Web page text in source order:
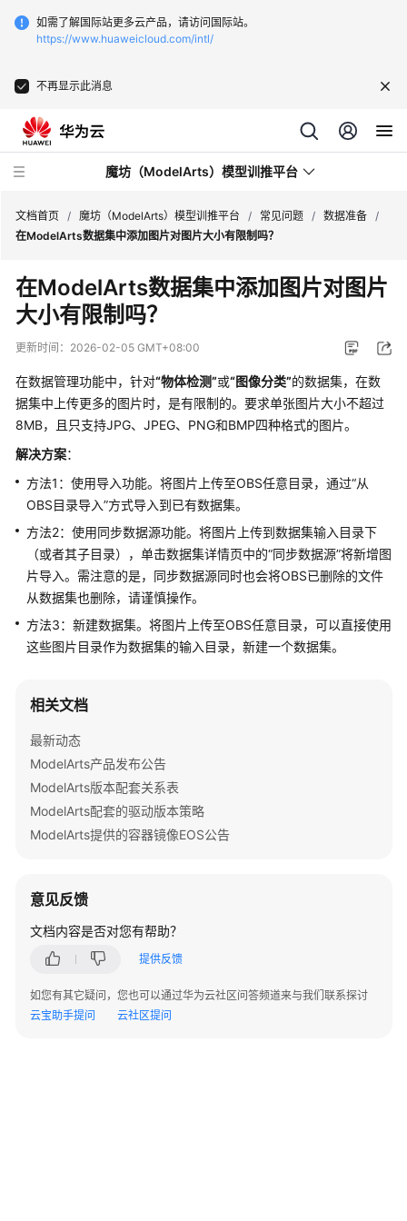
如需了解国际站更多云产品，请访问国际站。
https://www.huaweicloud.com/intl/
不再显示此消息
魔坊（ModelArts）模型训推平台
新
动
服
务
公
告
产
品
绍
计
费
说
明
速
门
数
备
型
开
型
训
文档首页 / 魔坊（ModelArts）模型训推平台 / 常见问题 / 数据准备 /
在ModelArts数据集中添加图片对图片大小有限制吗？
在ModelArts数据集中添加图片对图片
大小有限制吗？
更新时间： 2026-02-05 GMT+08:00
在数据管理功能中，针对“物体检测”或“图像分类”的数据集，在数
据集中上传更多的图片时，是有限制的。要求单张图片大小不超过
8MB，且只支持JPG、JPEG、PNG和BMP四种格式的图片。
解决方案：
方法1：使用导入功能。将图片上传至OBS任意目录，通过“从
OBS目录导入”方式导入到已有数据集。
方法2：使用同步数据源功能。将图片上传到数据集输入目录下
（或者其子目录），单击数据集详情页中的“同步数据源”将新增图
片导入。需注意的是，同步数据源同时也会将OBS已删除的文件
从数据集也删除，请谨慎操作。
方法3：新建数据集。将图片上传至OBS任意目录，可以直接使用
这些图片目录作为数据集的输入目录，新建一个数据集。
相关文档
最新动态
ModelArts产品发布公告
ModelArts版本配套关系表
ModelArts配套的驱动版本策略
ModelArts提供的容器镜像EOS公告
意见反馈
文档内容是否对您有帮助？
提供反馈
如您有其它疑问，您也可以通过华为云社区问答频道来与我们联系探讨
云宝助手提问
云社区提问